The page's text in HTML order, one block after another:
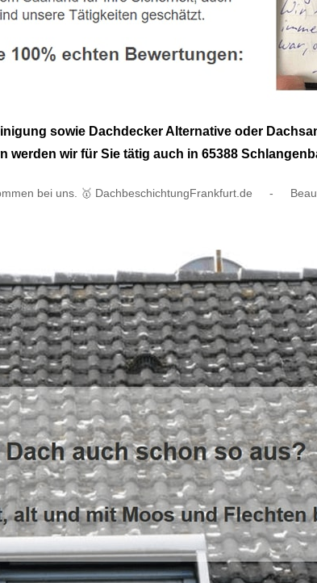
sowie Dachdecker Alternative oder
wir für Sie tätig auch in 65388
bei uns. 🥇 DachbeschichtungFrankfurt.de -